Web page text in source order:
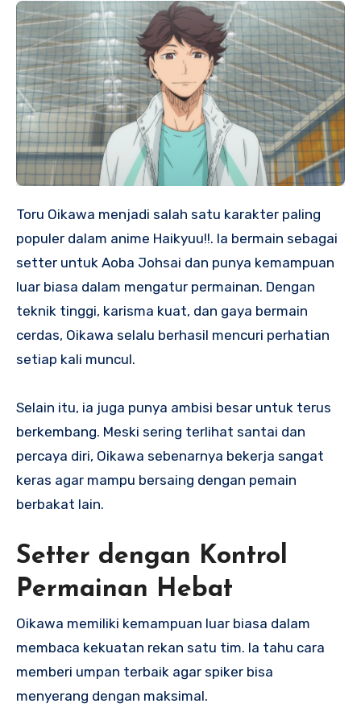
Toru Oikawa menjadi salah satu karakter paling
populer dalam anime Haikyuu!!. Ia bermain sebagai
setter untuk Aoba Johsai dan punya kemampuan
luar biasa dalam mengatur permainan. Dengan
teknik tinggi, karisma kuat, dan gaya bermain
cerdas, Oikawa selalu berhasil mencuri perhatian
setiap kali muncul.
Selain itu, ia juga punya ambisi besar untuk terus
berkembang. Meski sering terlihat santai dan
percaya diri, Oikawa sebenarnya bekerja sangat
keras agar mampu bersaing dengan pemain
berbakat lain.
Setter dengan Kontrol
Permainan Hebat
Oikawa memiliki kemampuan luar biasa dalam
membaca kekuatan rekan satu tim. Ia tahu cara
memberi umpan terbaik agar spiker bisa
menyerang dengan maksimal.